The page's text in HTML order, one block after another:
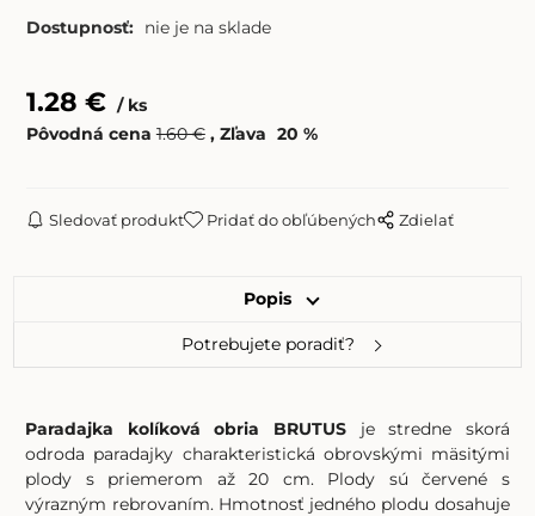
Dostupnosť: nie je na sklade
1.28 €
ks
Pôvodná cena 1.60€ Zľava 20 %
Sledovať produkt Pridať do obľúbených Zdielať
Popis
Potrebujete poradiť?
Paradajka kolíková obria BRUTUS je stredne skorá
odroda paradajky charakteristická obrovskými mäsitými
plody s priemerom až 20 cm. Plody sú červené s
výrazným rebrovaním. Hmotnosť jedného plodu dosahuje